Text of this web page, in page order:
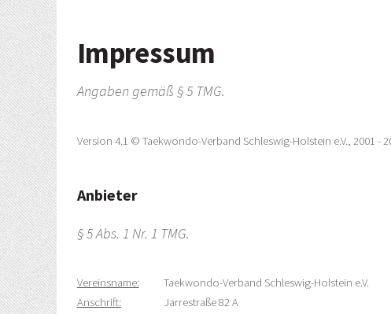
Impressum
Angaben gemäß § 5 TMG.
Version 4.1 © Taekwondo-Verband Schleswig-Holstein e.V., 2001 -
Anbieter
§ 5 Abs. 1 Nr. 1 TMG.
Vereinsname:
Taekwondo-Verband Schleswig-Holstein e.V.
Anschrift:
Jarrestraße 82 A